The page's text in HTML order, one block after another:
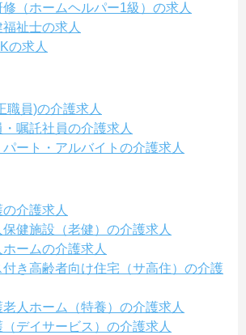
（ホームヘルパー1級）の求人
祉士の求人
の求人
職員)の介護求人
嘱託社員の介護求人
ート・アルバイトの介護求人
介護求人
健施設（老健）の介護求人
ームの介護求人
き高齢者向け住宅（サ高住）の介護
人ホーム（特養）の介護求人
デイサービス）の介護求人